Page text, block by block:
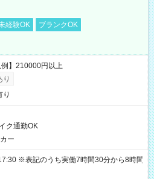
経験OK
ブランクOK
】210000円以上
り
り
ク通勤OK
ー
から8時間